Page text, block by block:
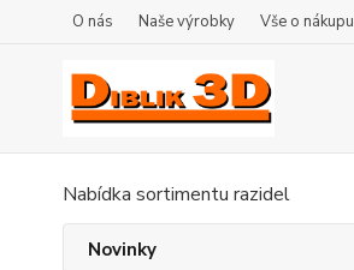
O nás Naše výrobky Vše o nákupu
Nabídka sortimentu razidel
Novinky